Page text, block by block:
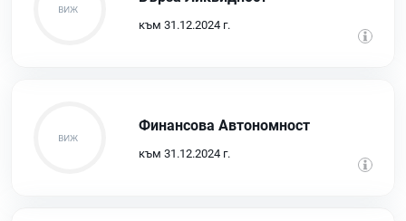
към 31.12.2024 г.
Финансова Автономност
към 31.12.2024 г.